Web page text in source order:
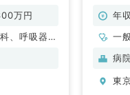
万円
、呼吸器内
泌・代謝内
年
一
病
東